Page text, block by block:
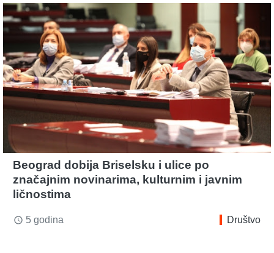
Beograd dobija Briselsku i ulice po
značajnim novinarima, kulturnim i javnim
ličnostima
access_time 5 godina Društvo